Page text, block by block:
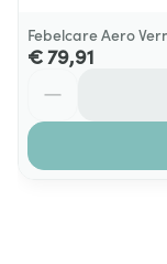
Febelcare Aero
€ 79,91